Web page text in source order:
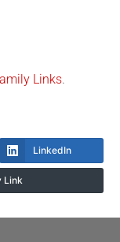
Links.
LinkedIn
Link